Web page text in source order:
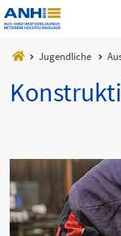
Jugendliche